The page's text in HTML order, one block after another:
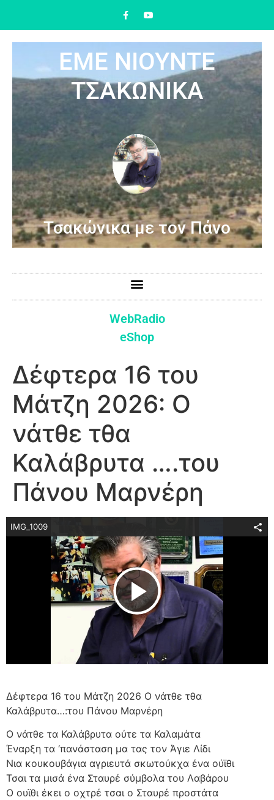
ΕΜΕ ΝΙΟΥΝΤΕ
ΤΣΑΚΩΝΙΚΑ
Τσακώνικα με τον Πάνο
WebRadio
eShop
Δέφτερα 16 του
Μάτζη 2026: Ο
νάτθε τθα
Καλάβρυτα ….του
Πάνου Μαρνέρη
IMG_1009
Play Video
Δέφτερα 16 του Μάτζη 2026 Ο νάτθε τθα
Καλάβρυτα…:του Πάνου Μαρνέρη
Ο νάτθε τα Καλάβρυτα ούτε τα Καλαμάτα
Έναρξη τα ‘πανάσταση μα τας τον Άγιε Λίδι
Νια κουκουβάγια αγριευτά σκωτούκχα ένα ούϊθι
Τσαι τα μισά ένα Σταυρέ σύμβολα του Λαβάρου
Ο ουϊθι έκει ο οχτρέ τσαι ο Σταυρέ προστάτα